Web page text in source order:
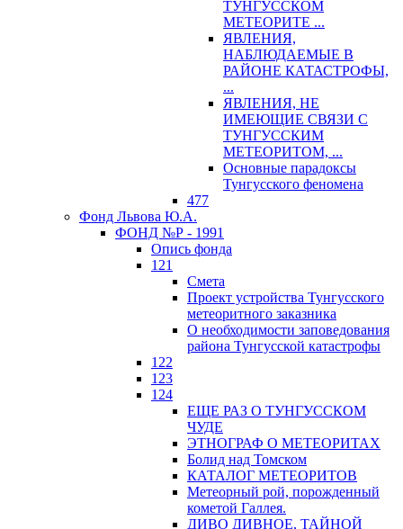
ТУНГУССКОМ
МЕТЕОРИТЕ ...
ЯВЛЕНИЯ,
НАБЛЮДАЕМЫЕ В
РАЙОНЕ КАТАСТРОФЫ,
...
ЯВЛЕНИЯ, НЕ
ИМЕЮЩИЕ СВЯЗИ С
ТУНГУССКИМ
МЕТЕОРИТОМ, ...
Основные парадоксы
Тунгусского феномена
477
Фонд Львова Ю.А.
ФОНД №Р - 1991
Опись фонда
121
Смета
Проект устройства Тунгусского
метеоритного заказника
О необходимости заповедования
района Тунгусской катастрофы
122
123
124
ЕЩЕ РАЗ О ТУНГУССКОМ
ЧУДЕ
ЭТНОГРАФ О МЕТЕОРИТАХ
Болид над Томском
КАТАЛОГ МЕТЕОРИТОВ
Метеорный рой, порожденный
кометой Галлея.
ДИВО ДИВНОЕ, ТАЙНОЙ